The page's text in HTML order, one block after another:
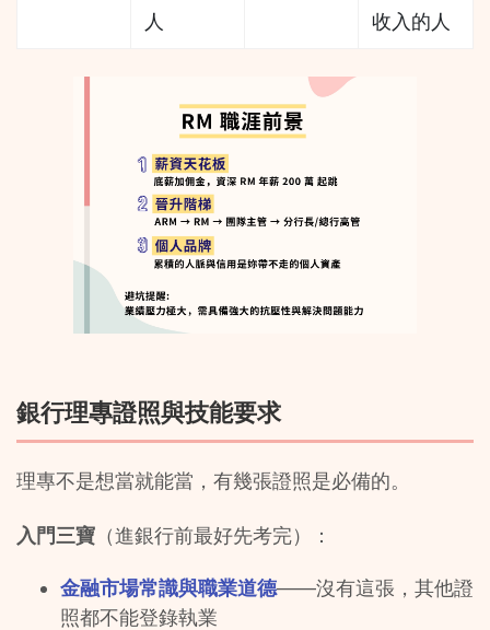
人
收入的人
銀行理專證照與技能要求
理專不是想當就能當，有幾張證照是必備的。
入門三寶 （進銀行前最好先考完）：
金融市場常識與職業道德——沒有這張，其他證
照都不能登錄執業